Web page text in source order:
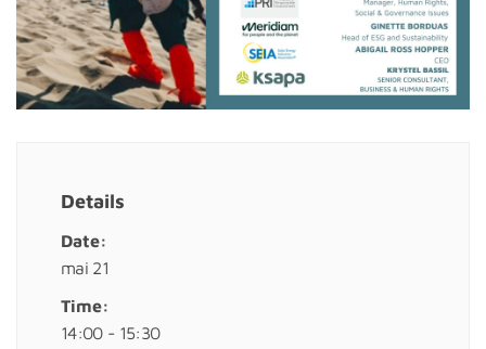
Details
Date:
mai 21
Time:
14:00 - 15:30